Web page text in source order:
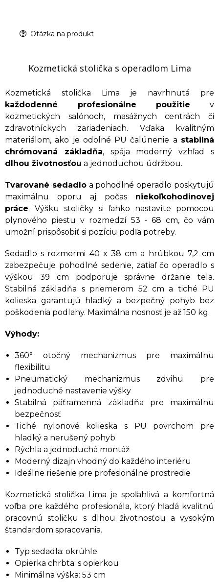
Otázka na produkt
Kozmetická stolička s operadlom Lima
Kozmetická stolička Lima je navrhnutá pre
každodenné profesionálne použitie v
kozmetických salónoch, masážnych centrách či
zdravotníckych zariadeniach. Vďaka kvalitným
materiálom, ako je odolné PU čalúnenie a stabilná
chrómovaná základňa, spája moderný vzhľad s
dlhou životnosťou a jednoduchou údržbou.
Tvarované sedadloa pohodlné operadlo poskytujú
maximálnu oporu aj počas niekoľkohodinovej
práce. Výšku stoličky si ľahko nastavíte pomocou
plynového piestu v rozmedzí 53 - 68 cm, čo vám
umožní prispôsobiť si pozíciu podľa potreby.
Sedadlo s rozmermi 40 x 38 cm a hrúbkou 7,2 cm
zabezpečuje pohodlné sedenie, zatiaľ čo operadlo s
výškou 39 cm podporuje správne držanie tela.
Stabilná základňa s priemerom 52 cm a tiché PU
kolieska garantujú hladký a bezpečný pohyb bez
poškodenia podlahy. Maximálna nosnosť je až 150 kg.
Výhody:
360° otočný mechanizmus pre maximálnu
flexibilitu
Pneumatický mechanizmus zdvihu pre
jednoduché nastavenie výšky
Stabilná päťramenná základňa pre maximálnu
bezpečnosť
Tiché nylonové kolieska s PU povrchom pre
hladký a nerušený pohyb
Rýchla a jednoduchá montáž
Moderný dizajn vhodný do každého interiéru
Ideálne riešenie pre profesionálne prostredie
Kozmetická stolička Lima je spoľahlivá a komfortná
voľba pre každého profesionála, ktorý hľadá kvalitnú
pracovnú stoličku s dlhou životnosťou a vysokým
štandardom spracovania.
Typ sedadla: okrúhle
Opierka chrbta: s opierkou
Minimálna výška: 53 cm